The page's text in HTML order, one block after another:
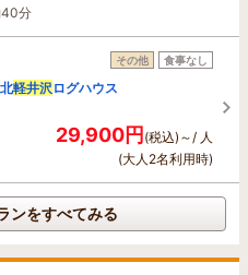
40分
その他 食事なし
軽井沢 ログハウス
29,900円(税込)～/ 人
(大人2名利用時)
ンをすべてみる